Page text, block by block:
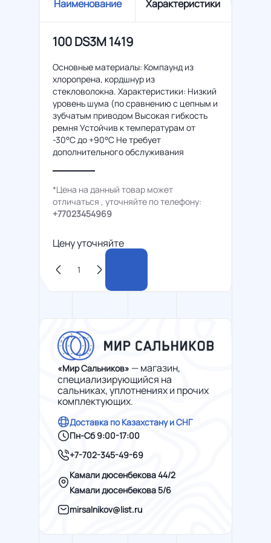
Наименование Характеристики
100 DS3M 1419
Основные материалы: Компаунд из
хлоропрена, кордшнур из
стекловолокна. Характеристики: Низкий
уровень шума (по сравнению с цепным и
зубчатым приводом Высокая гибкость
ремня Устойчив к температурам от
-30°C до +90°C Не требует
дополнительного обслуживания
*Цена на данный товар может
отличаться , уточняйте по телефону:
+77023454969
Цену уточняйте
«Мир Сальников» — магазин,
специализирующийся на
сальниках, уплотнениях и прочих
комплектующих.
Доставка по Казахстану и СНГ
Пн-Сб 9:00-17:00
+7-702-345-49-69
Камали дюсенбекова 44/2
Камали дюсенбекова 5/6
mirsalnikov@list.ru